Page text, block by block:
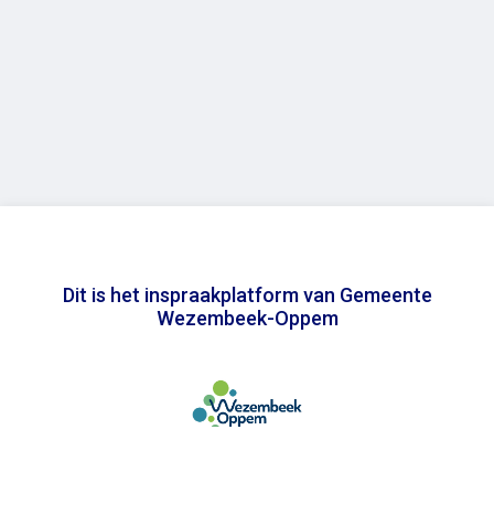
Dit is het inspraakplatform van Gemeente
Wezembeek-Oppem